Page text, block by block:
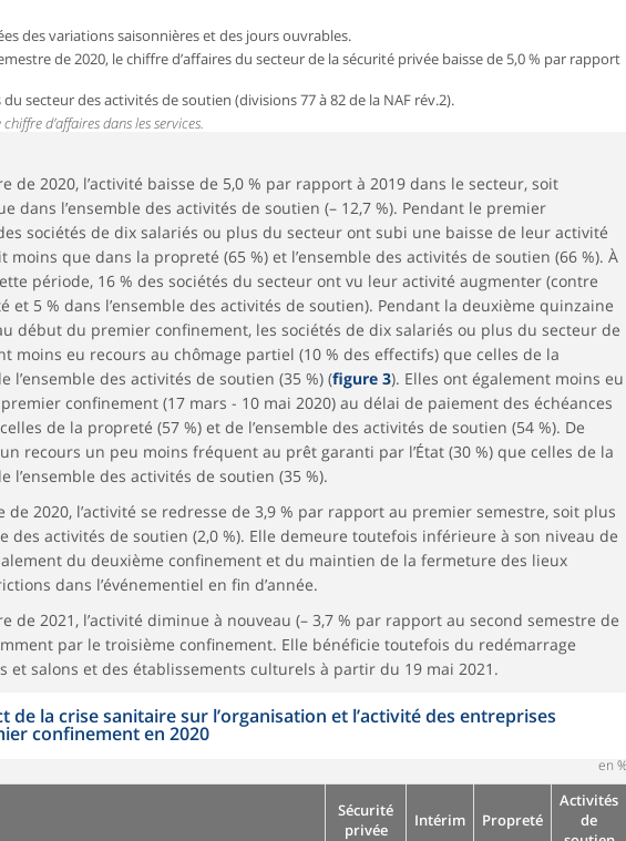
des variations saisonnières et des jours ouvrables.
de 2020, le chiffre d’affaires du secteur de la sécurité privée baisse de 5,0 % par rapport
secteur des activités de soutien (divisions 77 à 82 de la NAF rév.2).
d’affaires dans les services.
de 2020, l’activité baisse de 5,0 % par rapport à 2019 dans le secteur, soit
dans l’ensemble des activités de soutien (– 12,7 %). Pendant le premier
sociétés de dix salariés ou plus du secteur ont subi une baisse de leur activité
moins que dans la propreté (65 %) et l’ensemble des activités de soutien (66 %). À
période, 16 % des sociétés du secteur ont vu leur activité augmenter (contre
et 5 % dans l’ensemble des activités de soutien). Pendant la deuxième quinzaine
début du premier confinement, les sociétés de dix salariés ou plus du secteur de
moins eu recours au chômage partiel (10 % des effectifs) que celles de la
l’ensemble des activités de soutien (35 %) (figure 3). Elles ont également moins eu
confinement (17 mars - 10 mai 2020) au délai de paiement des échéances
de la propreté (57 %) et de l’ensemble des activités de soutien (54 %). De
recours un peu moins fréquent au prêt garanti par l’État (30 %) que celles de la
l’ensemble des activités de soutien (35 %).
de 2020, l’activité se redresse de 3,9 % par rapport au premier semestre, soit plus
des activités de soutien (2,0 %). Elle demeure toutefois inférieure à son niveau de
du deuxième confinement et du maintien de la fermeture des lieux
dans l’événementiel en fin d’année.
de 2021, l’activité diminue à nouveau (– 3,7 % par rapport au second semestre de
par le troisième confinement. Elle bénéficie toutefois du redémarrage
et salons et des établissements culturels à partir du 19 mai 2021.
de la crise sanitaire sur l’organisation et l’activité des entreprises
confinement en 2020
en
Sécurité
privée
Intérim Propreté
Activités
de